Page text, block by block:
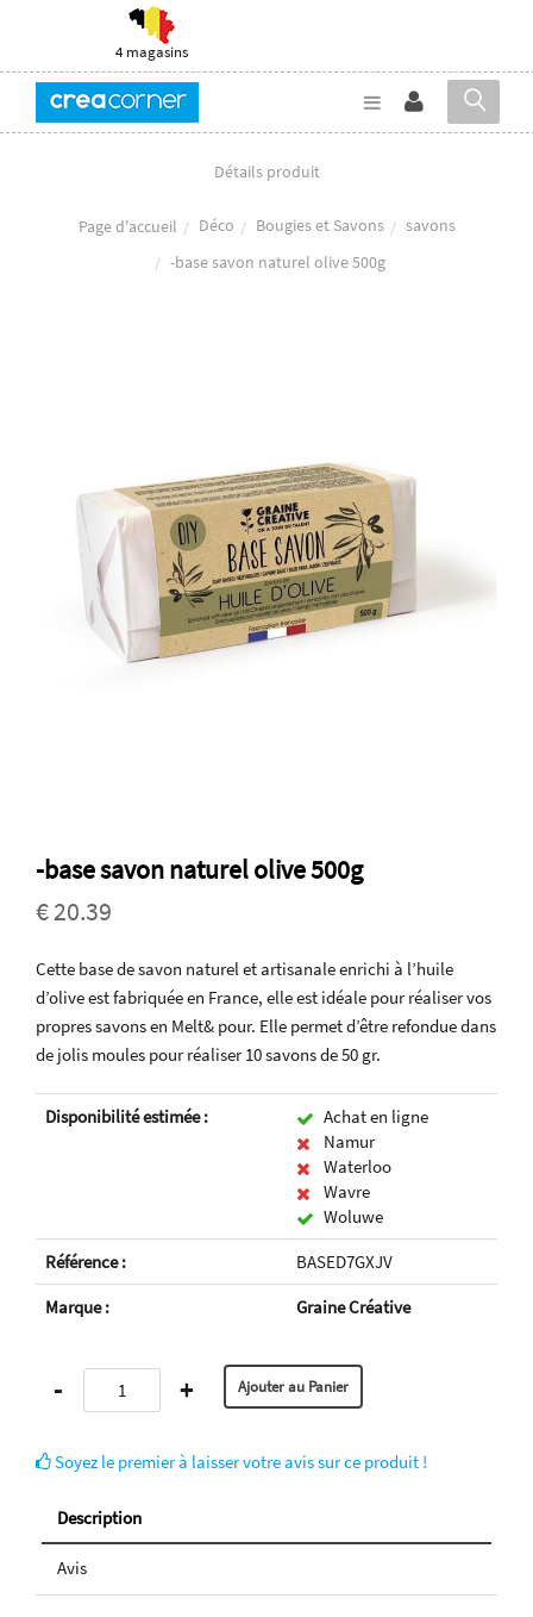
4 magasins
Détails produit
Page d'accueil Déco Bougies et Savons
savons
-base savon naturel olive 500g
-base savon naturel olive 500g
€ 20.39
Cette base de savon naturel et artisanale enrichi à l’huile
d’olive est fabriquée en France, elle est idéale pour réaliser vos
propres savons en Melt& pour. Elle permet d’être refondue dans
de jolis moules pour réaliser 10 savons de 50 gr.
Disponibilité estimée :
Achat en ligne
Namur
Waterloo
Wavre
Woluwe
Référence :
BASED7GXJV
Marque :
Graine Créative
- +
Soyez le premier à laisser votre avis sur ce produit !
Description
Avis